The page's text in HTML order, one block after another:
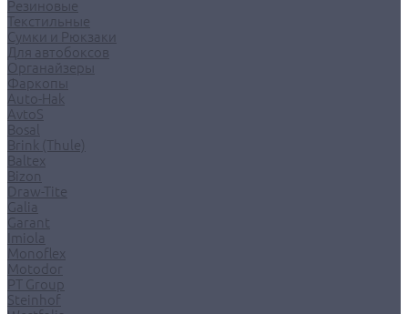
Резиновые
Текстильные
Сумки и Рюкзаки
Для автобоксов
Органайзеры
Фаркопы
Auto-Hak
AvtoS
Bosal
Brink (Thule)
Baltex
Bizon
Draw-Tite
Galia
Garant
Imiola
Monoflex
Motodor
PT Group
Steinhof